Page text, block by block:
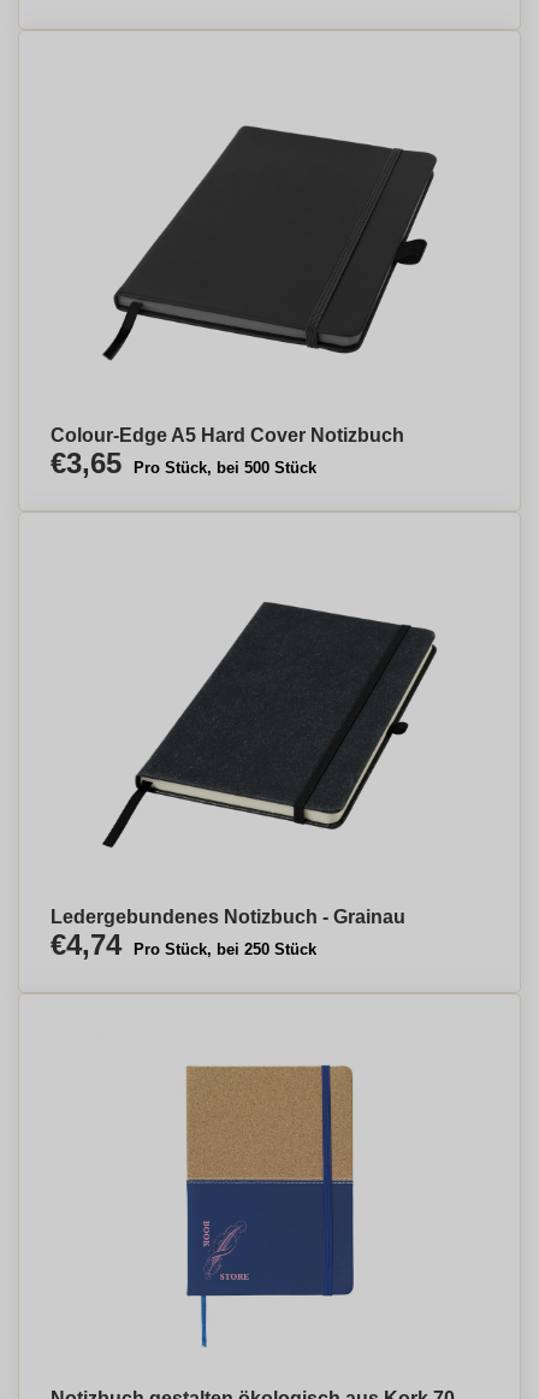
Colour-Edge A5 Hard Cover Notizbuch
€3,65 Pro Stück, bei 500 Stück
Ledergebundenes Notizbuch - Grainau
€4,74 Pro Stück, bei 250 Stück